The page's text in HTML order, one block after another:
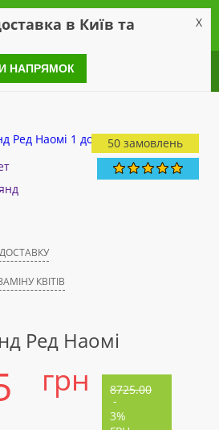
50 замовлень
КВІТІВ
Ред Наомі
грн 8725.00
-
3%
в Київ та X
НАПРЯМОК